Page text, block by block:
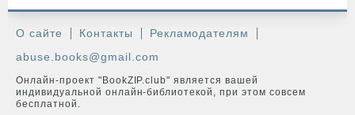
О сайте Контакты
Рекламодателям
abuse.books@gmail.com
Онлайн-проект "BookZIP.club" является вашей
индивидуальной онлайн-библиотекой, при этом совсем
бесплатной.